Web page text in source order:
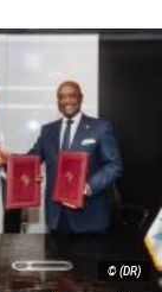
© (DR)